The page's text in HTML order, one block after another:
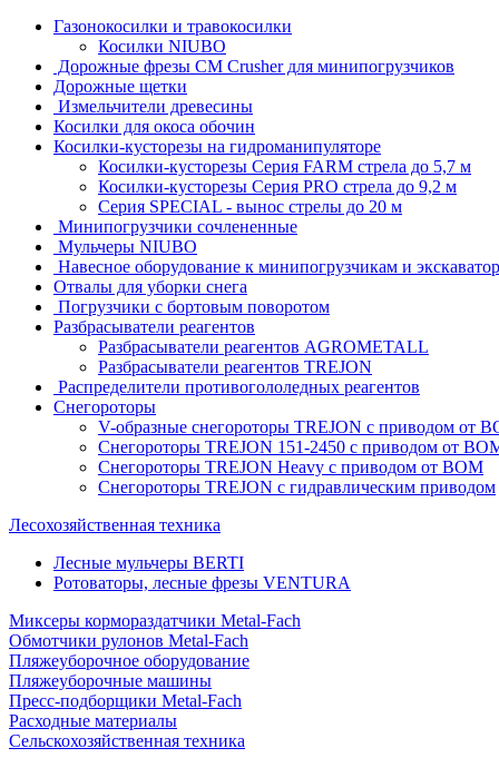
Газонокосилки и травокосилки
Косилки NIUBO
Дорожные фрезы CM Crusher для минипогрузчиков
Дорожные щетки
Измельчители древесины
Косилки для окоса обочин
Косилки-кусторезы на гидроманипуляторе
Косилки-кусторезы Серия FARM стрела до 5,7 м
Косилки-кусторезы Серия PRO стрела до 9,2 м
Серия SPECIAL - вынос стрелы до 20 м
Минипогрузчики сочлененные
Мульчеры NIUBO
Навесное оборудование к минипогрузчикам и
Отвалы для уборки снега
Погрузчики с бортовым поворотом
Разбрасыватели реагентов
Разбрасыватели реагентов AGROMETALL
Разбрасыватели реагентов TREJON
Распределители противогололедных реагентов
Снегороторы
V-образные снегороторы TREJON с приводом от
Снегороторы TREJON 151-2450 с приводом от
Снегороторы TREJON Heavy с приводом от ВОМ
Снегороторы TREJON с гидравлическим приводом
Лесохозяйственная техника
Лесные мульчеры BERTI
Ротоваторы, лесные фрезы VENTURA
Миксеры кормораздатчики Metal-Fach
Обмотчики рулонов Metal-Fach
Пляжеуборочное оборудование
Пляжеуборочные машины
Пресс-подборщики Metal-Fach
Расходные материалы
Сельскохозяйственная техника